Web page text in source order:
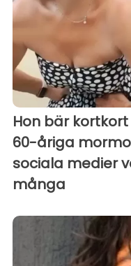
Hon bär
60-åriga
sociala medier
många